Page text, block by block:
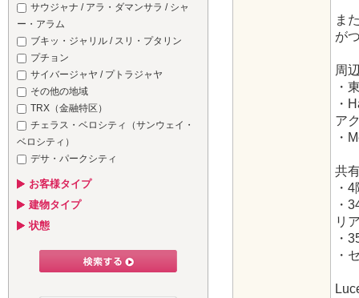
サウジャナ / アラ・ダマンサラ / シャ
ー・アラム
ブキッ・ジャリル / スリ・プタリン
プチョン
サイバージャヤ / プトラジャヤ
その他の地域
TRX（金融特区）
チェラス・ベロシティ（サンウェイ・
ベロシティ）
デサ・パークシティ
お客様タイプ
建物タイプ
状態
ま
が
周
・
・
ア
・
共
・
・
リ
・
・